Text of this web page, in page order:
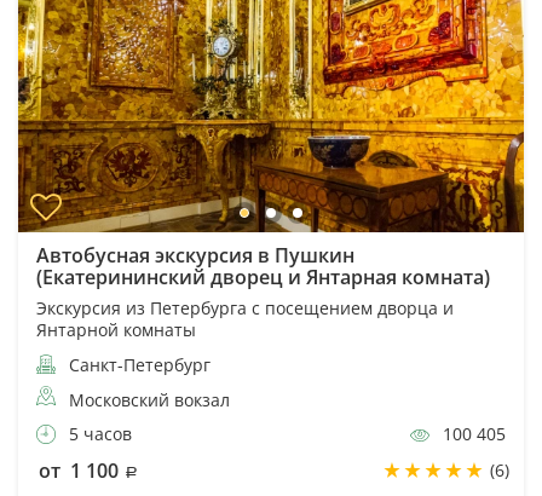
Автобусная экскурсия в Пушкин
(Екатерининский дворец и Янтарная комната)
Экскурсия из Петербурга с посещением дворца и
Янтарной комнаты
Санкт-Петербург
Московский вокзал
5 часов
100 405
от 1 100 (6)